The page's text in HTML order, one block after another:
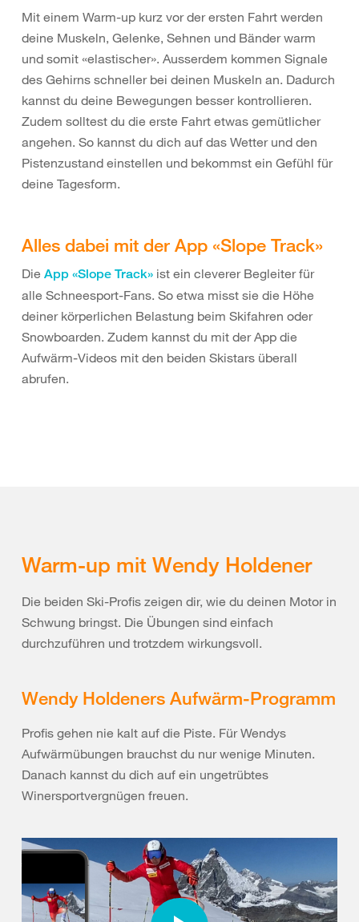
Mit einem Warm-up kurz vor der ersten Fahrt werden
deine Muskeln, Gelenke, Sehnen und Bänder warm
und somit «elastischer». Ausserdem kommen Signale
des Gehirns schneller bei deinen Muskeln an. Dadurch
kannst du deine Bewegungen besser kontrollieren.
Zudem solltest du die erste Fahrt etwas gemütlicher
angehen. So kannst du dich auf das Wetter und den
Pistenzustand einstellen und bekommst ein Gefühl für
deine Tagesform.
Alles dabei mit der App «Slope Track»
Die App «Slope Track» ist ein cleverer Begleiter für
alle Schneesport-Fans. So etwa misst sie die Höhe
deiner körperlichen Belastung beim Skifahren oder
Snowboarden. Zudem kannst du mit der App die
Aufwärm-Videos mit den beiden Skistars überall
abrufen.
Warm-up mit Wendy Holdener
Die beiden Ski-Profis zeigen dir, wie du deinen Motor in
Schwung bringst. Die Übungen sind einfach
durchzuführen und trotzdem wirkungsvoll.
Wendy Holdeners Aufwärm-Programm
Profis gehen nie kalt auf die Piste. Für Wendys
Aufwärmübungen brauchst du nur wenige Minuten.
Danach kannst du dich auf ein ungetrübtes
Winersportvergnügen freuen.